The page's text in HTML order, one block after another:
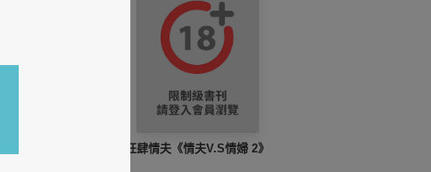
狂肆情夫《情夫V.S情婦 2》